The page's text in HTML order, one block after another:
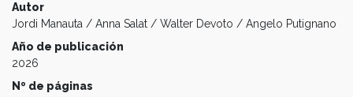
Autor
Jordi Manauta / Anna Salat / Walter Devoto / Angelo Putignano
Año de publicación
2026
Nº de páginas